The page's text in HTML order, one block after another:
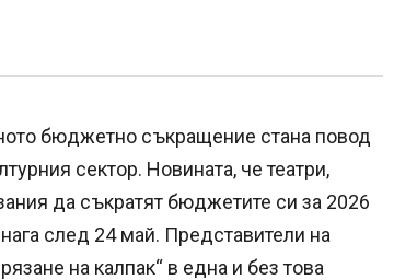
бюджетно съкращение стана повод
сектор. Новината, че театри,
да съкратят бюджетите си за 2026
след 24 май. Представители на
на калпак“ в една и без това